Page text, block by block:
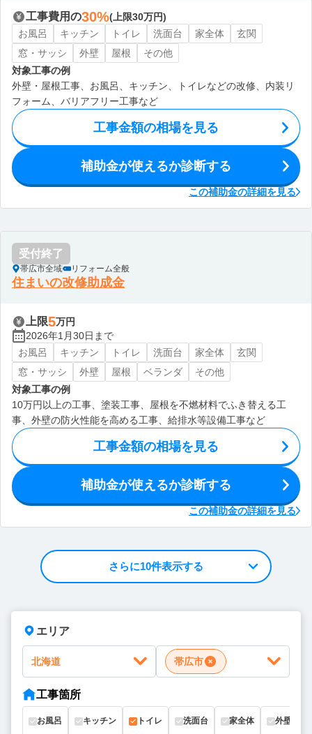
工事費用の30%(上限30万円)
お風呂
キッチン トイレ 洗面台 家全体
玄関
窓・サッシ
外壁 屋根
その他
対象工事の例
外壁・屋根工事、お風呂、キッチン、トイレなどの改修、内装リ
フォーム、バリアフリー工事など
工事金額の相場を見る
補助金が使えるか診断する
この補助金の詳細を見る
受付終了
帯広市全域 リフォーム全般
住まいの改修助成金
上限5万円
2026年1月30日まで
お風呂
キッチン トイレ 洗面台 家全体
玄関
窓・サッシ
外壁 屋根 ベランダ
その他
対象工事の例
10万円以上の工事、塗装工事、屋根を不燃材料でふき替える工
事、外壁の防火性能を高める工事、給排水等設備工事など
工事金額の相場を見る
補助金が使えるか診断する
この補助金の詳細を見る
さらに10件表示する
エリア
北海道 帯広市
工事箇所
お風呂 キッチン トイレ 洗面台 家全体 外壁